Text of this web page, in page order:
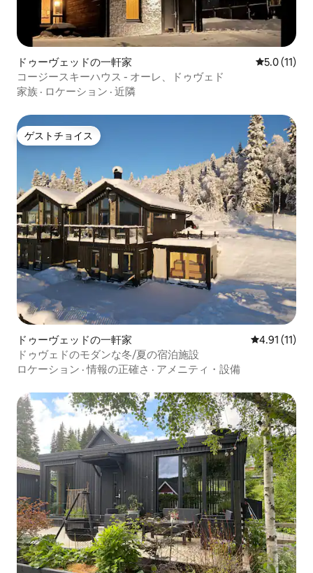
ドゥーヴェッドの一軒家 レビュー11
5.0 (11)
コージースキーハウス - オーレ、ドゥヴェド
家族 · ロケーション · 近隣
ゲストチョイス
ゲストチョイス
ドゥーヴェッドの一軒家 レビュー11
4.91 (11)
ドゥヴェドのモダンな冬/夏の宿泊施設
ロケーション ·情報の正確さ · アメニティ・設備